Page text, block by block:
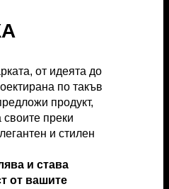
от идеята до
по такъв
продукт,
своите преки
и стилен
и става
от вашите
от идеята до
по такъв
продукт,
своите преки
и стилен
и става
от вашите